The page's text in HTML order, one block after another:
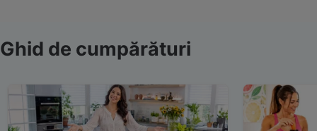
Ghid de cumpărături